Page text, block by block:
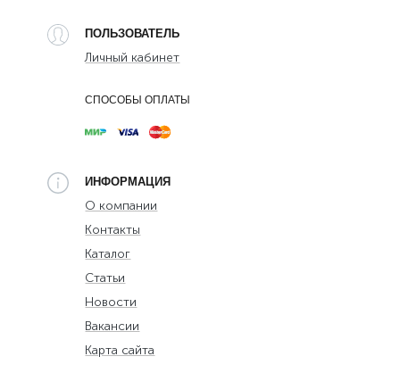
ПОЛЬЗОВАТЕЛЬ
Личный кабинет
СПОСОБЫ ОПЛАТЫ
ИНФОРМАЦИЯ
О компании
Контакты
Каталог
Статьи
Новости
Вакансии
Карта сайта